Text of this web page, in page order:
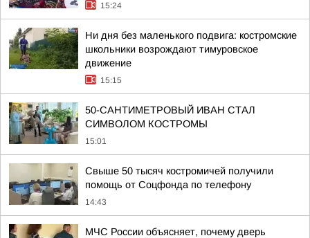
15:24
Ни дня без маленького подвига: костромские
школьники возрождают тимуровское
движение
15:15
50-САНТИМЕТРОВЫЙ ИВАН СТАЛ
СИМВОЛОМ КОСТРОМЫ
15:01
Свыше 50 тысяч костромичей получили
помощь от Соцфонда по телефону
14:43
МЧС России объясняет, почему дверь